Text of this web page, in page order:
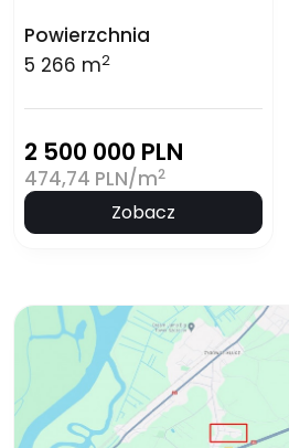
Powierzchnia
5 266 m2
2 500 000 PLN
474,74 PLN/m2
Zobacz